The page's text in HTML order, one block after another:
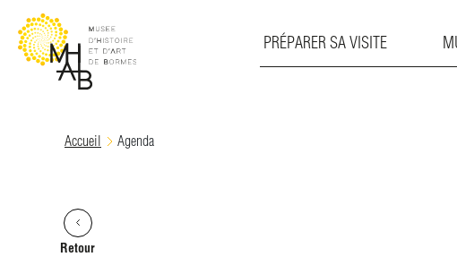
PRÉPARER SA VISITE
Accueil Agenda
Retour